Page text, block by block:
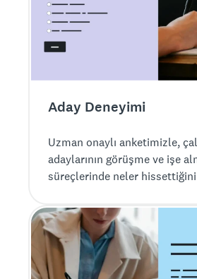
Aday Deneyimi
Uzman onaylı anketimizle,
adaylarının görüşme ve işe
süreçlerinde neler hissettiğini
istediği yanıtları alabilmesi
düzenleyebilir veya sorular